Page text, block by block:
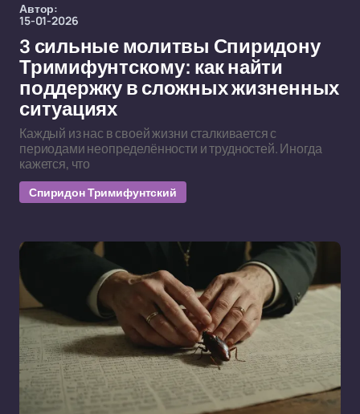
Автор:
15-01-2026
3 сильные молитвы Спиридону
Тримифунтскому: как найти
поддержку в сложных жизненных
ситуациях
Каждый из нас в своей жизни сталкивается с
периодами неопределённости и трудностей. Иногда
кажется, что
Спиридон Тримифунтский